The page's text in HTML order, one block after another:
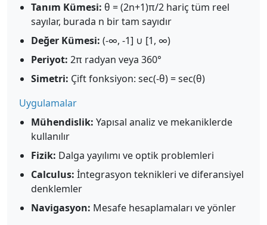
Tanım Kümesi: θ = (2n+1)π/2 hariç tüm reel
sayılar, burada n bir tam sayıdır
Değer Kümesi: (-∞, -1] ∪ [1, ∞)
Periyot: 2π radyan veya 360°
Simetri: Çift fonksiyon: sec(-θ) = sec(θ)
Uygulamalar
Mühendislik: Yapısal analiz ve mekaniklerde
kullanılır
Fizik: Dalga yayılımı ve optik problemleri
Calculus: İntegrasyon teknikleri ve diferansiyel
denklemler
Navigasyon: Mesafe hesaplamaları ve yönler